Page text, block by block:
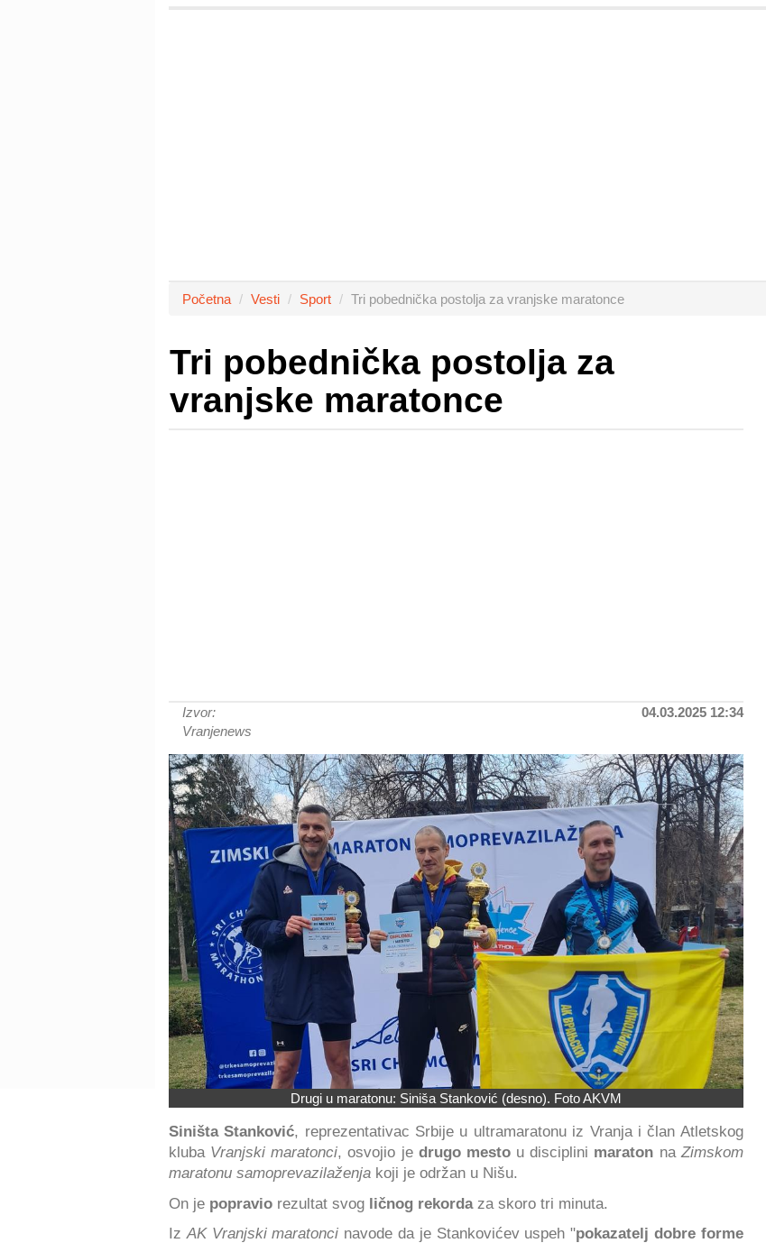
Početna Vesti Sport Tri pobednička postolja za vranjske maratonce
Tri pobednička postolja za
vranjske maratonce
Izvor:
Vranjenews
04.03.2025 12:34
Drugi u maratonu: Siniša Stanković (desno). Foto AKVM
Siništa Stanković, reprezentativac Srbije u ultramaratonu iz Vranja i član Atletskog
kluba Vranjski maratonci, osvojio jedrugo mesto u disciplini maraton na Zimskom
maratonu samoprevazilaženja koji je održan u Nišu.
On je popravio rezultat svog ličnog rekordaza skoro tri minuta.
Iz AK Vranjski maratonci navode da je Stankovićev uspeh "pokazatelj dobre forme